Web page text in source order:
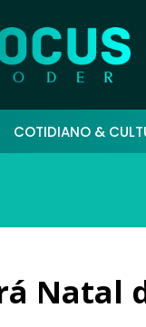
COTIDIANO &
Natal